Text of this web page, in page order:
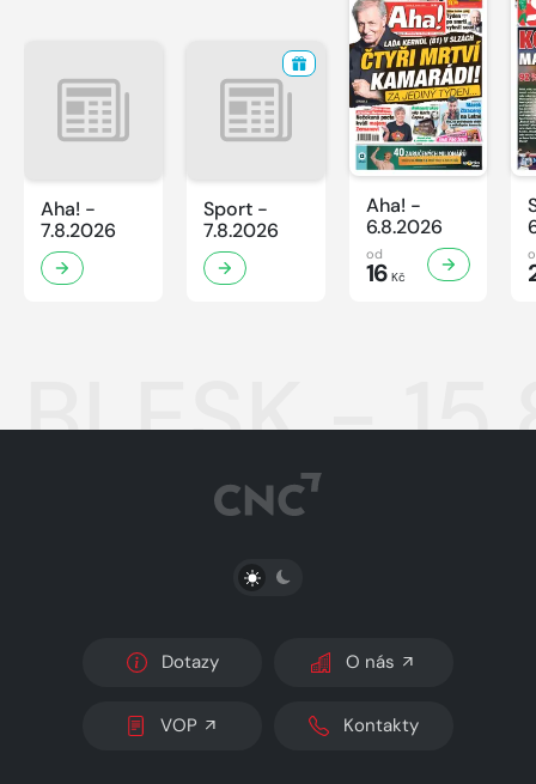
Aha! -
7.8.2026
Sport -
7.8.2026
Aha! -
6.8.2026
od
16 Kč
BLESK -
PŘEPNOUT SVĚTLÝ/TMAVÝ REŽIM
Dotazy O nás
VOP Kontakty